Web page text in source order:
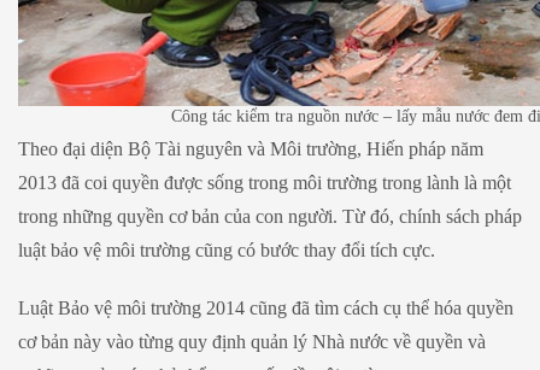
Công tác kiểm tra nguồn nước – lấy mẫu nước đem
Theo đại diện Bộ Tài nguyên và Môi trường, Hiến pháp năm
2013 đã coi quyền được sống trong môi trường trong lành là một
trong những quyền cơ bản của con người. Từ đó, chính sách pháp
luật bảo vệ môi trường cũng có bước thay đổi tích cực.
Luật Bảo vệ môi trường 2014 cũng đã tìm cách cụ thể hóa quyền
cơ bản này vào từng quy định quản lý Nhà nước về quyền và